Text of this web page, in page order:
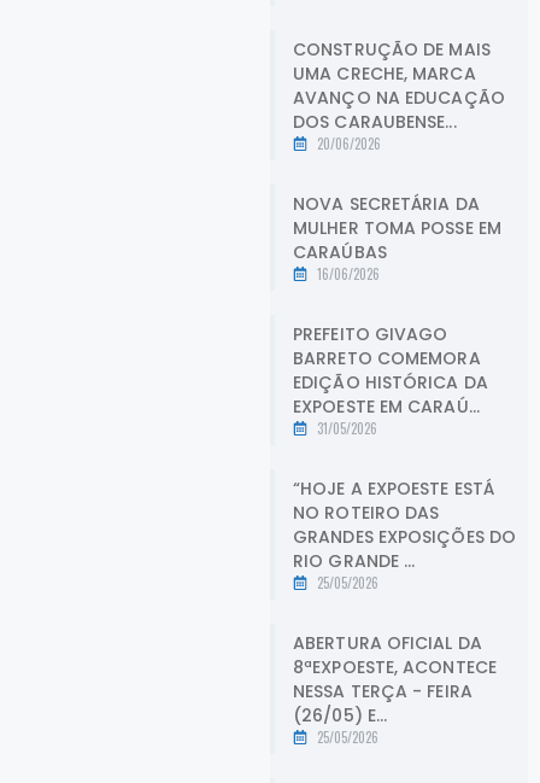
CONSTRUÇÃO DE MAIS
UMA CRECHE, MARCA
AVANÇO NA EDUCAÇÃO
DOS CARAUBENSE...
20/06/2026
NOVA SECRETÁRIA DA
MULHER TOMA POSSE EM
CARAÚBAS
16/06/2026
PREFEITO GIVAGO
BARRETO COMEMORA
EDIÇÃO HISTÓRICA DA
EXPOESTE EM CARAÚ...
31/05/2026
“HOJE A EXPOESTE ESTÁ
NO ROTEIRO DAS
GRANDES EXPOSIÇÕES DO
RIO GRANDE ...
25/05/2026
ABERTURA OFICIAL DA
8ªEXPOESTE, ACONTECE
NESSA TERÇA - FEIRA
(26/05) E...
25/05/2026